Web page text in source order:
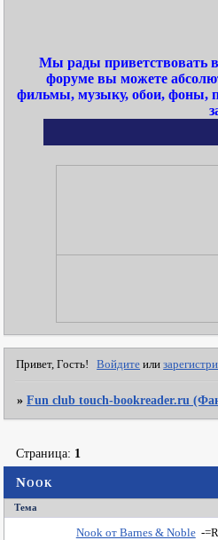
Мы рады приветствовать
форуме вы можете
фильмы, музыку, обои, фоны,
Привет, Гость! Войдите или
»Fun club touch-bookreader.ru
Nook
Страница: 1
Тема
Nook от Barnes & Noble -